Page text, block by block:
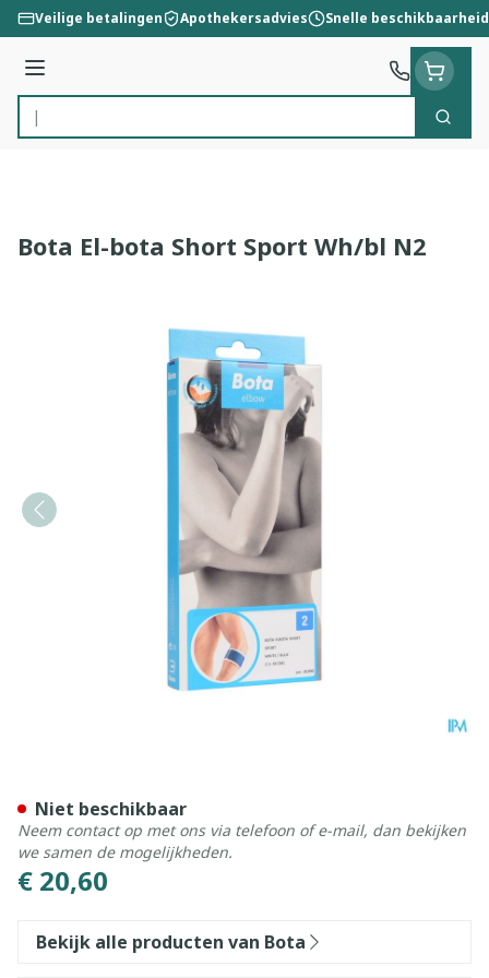
Ga naar de inhoud
Veilige betalingen Apothekersadvies Snelle beschikbaarheid
Menu
Product, merk, categorie...
Zoek
Bota El-bota Short Sport Wh/bl N2
€ 20,60
Niet beschikbaar
Neem contact op met ons via telefoon of e-mail, dan bekijken
we samen de mogelijkheden.
Bekijk alle producten van Bota